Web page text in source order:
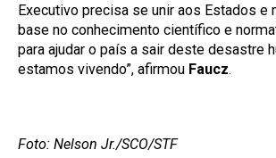
Executivo precisa se unir aos Estados e
base no conhecimento científico e
para ajudar o país a sair deste desastre
estamos vivendo”, afirmou Faucz.
Foto: Nelson Jr./SCO/STF